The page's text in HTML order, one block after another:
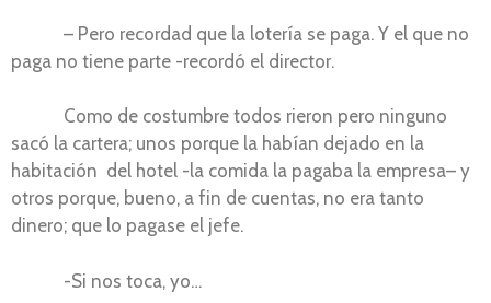
– Pero recordad que la lotería se paga. Y el que no
paga no tiene parte -recordó el director.
Como de costumbre todos rieron pero ninguno
sacó la cartera; unos porque la habían dejado en la
habitación del hotel -la comida la pagaba la empresa– y
otros porque, bueno, a fin de cuentas, no era tanto
dinero; que lo pagase el jefe.
-Si nos toca, yo…